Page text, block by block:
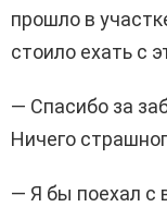
прошло в
стоило ехать с
— Спасибо за
Ничего
— Я бы поехал с